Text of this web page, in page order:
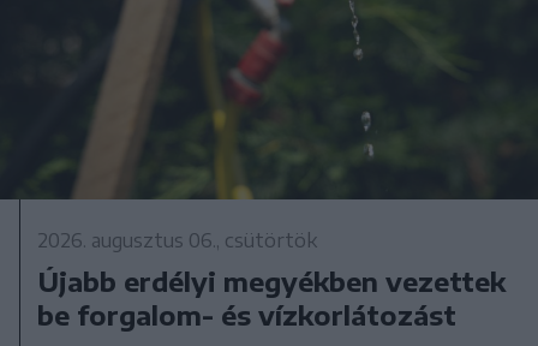
2026. augusztus 06., csütörtök
Újabb erdélyi megyékben vezettek
be forgalom- és vízkorlátozást